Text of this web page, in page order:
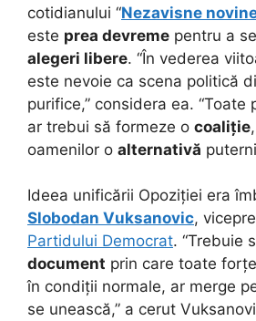
cotidianului “Nezavisne
este prea devreme pentru a
alegeri libere. “În vederea
este nevoie ca scena politică
purifice,” considera ea.
ar trebui să formeze o coaliție
oamenilor o alternativă
Ideea unificării Opoziției era
Slobodan Vuksanovic,
Partidului Democrat. “Trebuie
document prin care toate
în condiții normale, ar merge
se unească,” a cerut